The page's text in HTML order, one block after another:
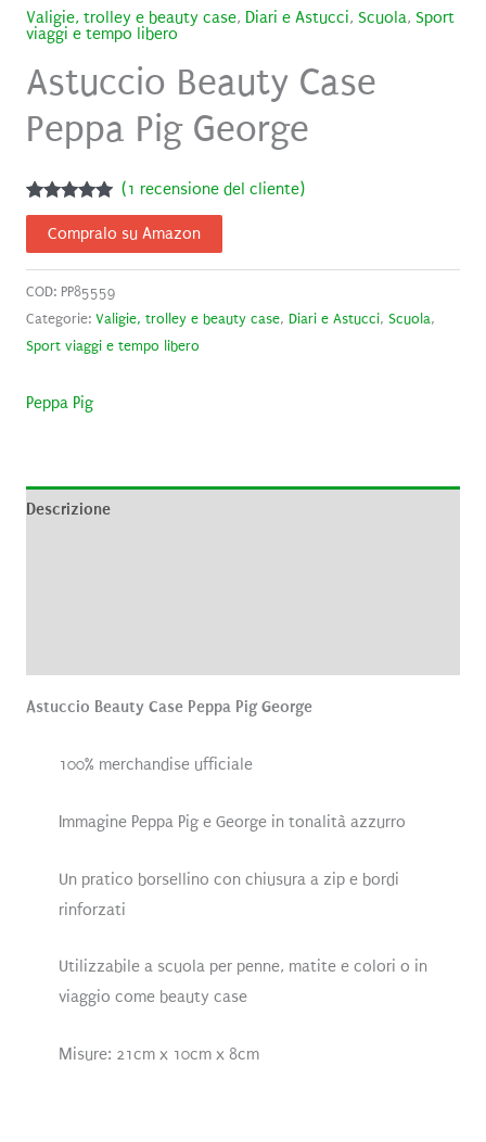
Valigie, trolley e beauty case, Diari e Astucci, Scuola, Sport
viaggi e tempo libero
Astuccio Beauty Case
Peppa Pig George
Valutato
5.00su 5
su base di
1
(1 recensione del cliente)
Compralo su Amazon
COD: PP85559
Categorie: Valigie, trolley e beauty case, Diari e Astucci, Scuola,
Sport viaggi e tempo libero
Peppa Pig
Descrizione
Astuccio Beauty Case Peppa Pig George
100% merchandise ufficiale
Immagine Peppa Pig e George in tonalità azzurro
Un pratico borsellino con chiusura a zip e bordi
rinforzati
Utilizzabile a scuola per penne, matite e colori o in
viaggio come beauty case
Misure: 21cm x 10cm x 8cm